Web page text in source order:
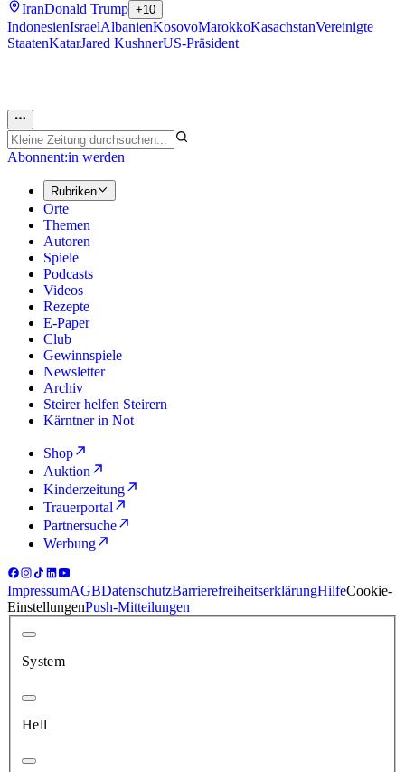
IranDonald Trump +10
IndonesienIsraelAlbanienKosovoMarokkoKasachstanVereinigte
StaatenKatarJared KushnerUS-Präsident
Abonnent:in werden
Rubriken
Orte
Themen
Autoren
Spiele
Podcasts
Videos
Rezepte
E-Paper
Club
Gewinnspiele
Newsletter
Archiv
Steirer helfen Steirern
Kärntner in Not
Shop
Auktion
Kinderzeitung
Trauerportal
Partnersuche
Werbung
ImpressumAGBDatenschutzBarrierefreiheitserklärungHilfeCookie-
EinstellungenPush-Mitteilungen
System
Hell